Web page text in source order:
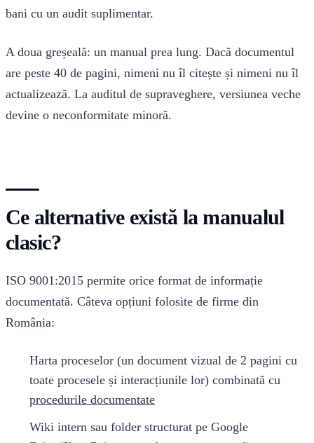
bani cu un audit suplimentar.
A doua greșeală: un manual prea lung. Dacă documentul
are peste 40 de pagini, nimeni nu îl citește și nimeni nu îl
actualizează. La auditul de supraveghere, versiunea veche
devine o neconformitate minoră.
Ce alternative există la manualul
clasic?
ISO 9001:2015 permite orice format de informație
documentată. Câteva opțiuni folosite de firme din
România:
Harta proceselor (un document vizual de 2 pagini cu
toate procesele și interacțiunile lor) combinată cu
procedurile documentate
Wiki intern sau folder structurat pe Google